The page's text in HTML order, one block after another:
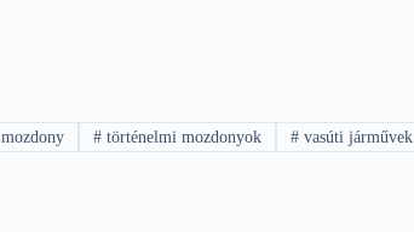
mozdony #történelmi mozdonyok #vasúti járművek